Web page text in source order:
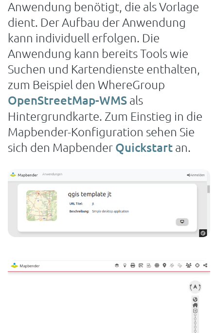
Anwendung benötigt, die als Vorlage
dient. Der Aufbau der Anwendung
kann individuell erfolgen. Die
Anwendung kann bereits Tools wie
Suchen und Kartendienste enthalten,
zum Beispiel den WhereGroup
OpenStreetMap-WMS als
Hintergrundkarte. Zum Einstieg in die
Mapbender-Konfiguration sehen Sie
sich den Mapbender Quickstart an.